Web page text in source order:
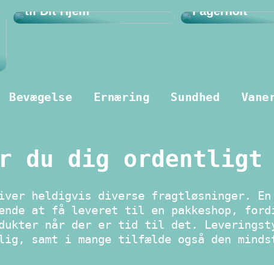
til Dit Hjem
Fagerholt
Bevægelse Ernæring Sundhed
du dig ordentligt
heldigvis diverse fragtløsninger. En
at få leveret til en pakkeshop, fordi
når der er tid til det.
samt i mange tilfælde også den